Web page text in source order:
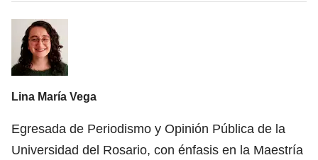
Lina María Vega
Egresada de Periodismo y Opinión Pública de la
Universidad del Rosario, con énfasis en la Maestría